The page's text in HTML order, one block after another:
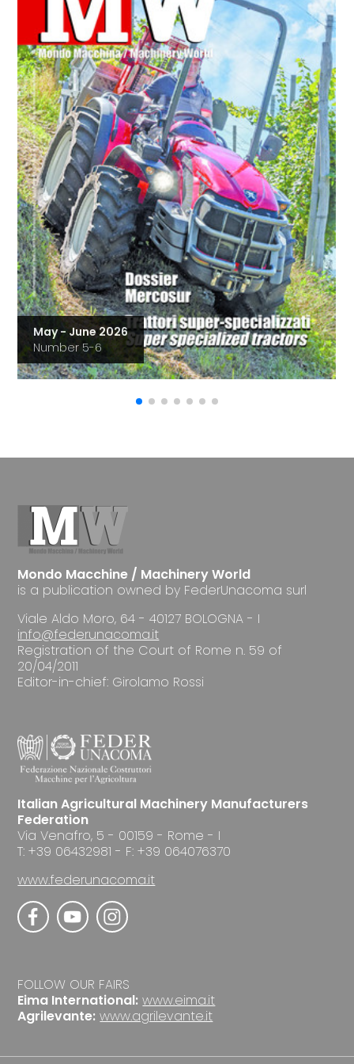
May - June 2026
Number 5-6
Mondo Macchine / Machinery World
is a publication owned by FederUnacoma surl
Viale Aldo Moro, 64 - 40127 BOLOGNA - I
info@federunacoma.it
Registration of the Court of Rome n. 59 of
20/04/2011
Editor-in-chief: Girolamo Rossi
Italian Agricultural Machinery Manufacturers
Federation
Via Venafro, 5 - 00159 - Rome - I
T: +39 06432981 - F: +39 064076370
www.federunacoma.it
FOLLOW OUR FAIRS
Eima International: www.eima.it
Agrilevante: www.agrilevante.it